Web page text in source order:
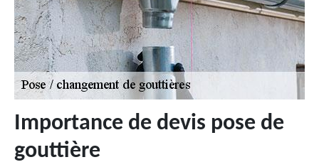
Importance de devis pose de
gouttière